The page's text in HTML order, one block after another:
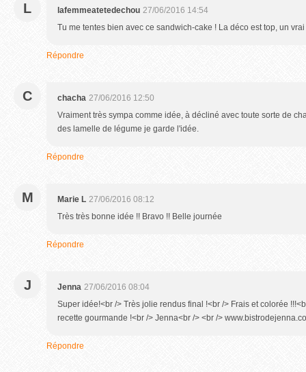
L lafemmeatetedechou 27/06/2016 14:54
Tu me tentes bien avec ce sandwich-cake ! La déco est top, un
Répondre
C chacha 27/06/2016 12:50
Vraiment très sympa comme idée, à décliné avec toute sorte de
des lamelle de légume je garde l'idée.
Répondre
M Marie L 27/06/2016 08:12
Très très bonne idée !! Bravo !! Belle journée
Répondre
J Jenna 27/06/2016 08:04
Super idée!<br /> Très jolie rendus final !<br /> Frais et colorée
recette gourmande !<br /> Jenna<br /> <br />
Répondre